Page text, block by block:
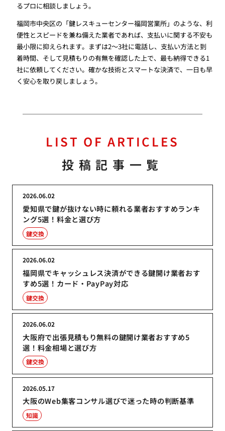
るプロに相談しましょう。
福岡市中央区の「鍵レスキューセンター福岡営業所」のような、利
便性とスピードを兼ね備えた業者であれば、支払いに関する不安も
最小限に抑えられます。まずは2〜3社に電話し、支払い方法と到
着時間、そして見積もりの有無を確認した上で、最も納得できる1
社に依頼してください。確かな技術とスマートな決済で、一日も早
く安心を取り戻しましょう。
LIST OF ARTICLES
投稿記事一覧
愛知県で鍵が抜けない時に頼れる業者おすすめランキ
ング5選！料金と選び方
2026.06.02
鍵交換
福岡県でキャッシュレス決済ができる鍵開け業者おす
すめ5選！カード・PayPay対応
2026.06.02
鍵交換
大阪府で出張見積もり無料の鍵開け業者おすすめ5
選！料金相場と選び方
2026.06.02
鍵交換
大阪のWeb集客コンサル選びで迷った時の判断基準
2026.05.17
知識